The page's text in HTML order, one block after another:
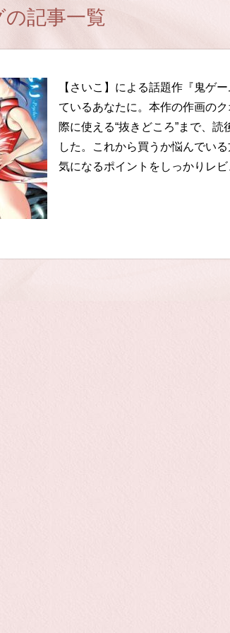
の記事一覧
【さいこ】による話題作『鬼ゲ
ているあなたに。本作の作画の
際に使える“抜きどころ”まで、読
した。これから買うか悩んでい
気になるポイントをしっかりレビ